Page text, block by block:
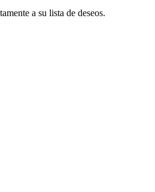
a su lista de deseos.